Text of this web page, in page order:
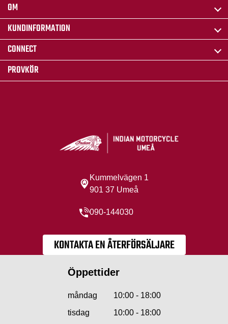
OM
KUNDINFORMATION
CONNECT
PROVKÖR
Kummelvägen 1
901 37 Umeå
090-144030
KONTAKTA EN ÅTERFÖRSÄLJARE
Öppettider
måndag
10:00 - 18:00
tisdag
10:00 - 18:00